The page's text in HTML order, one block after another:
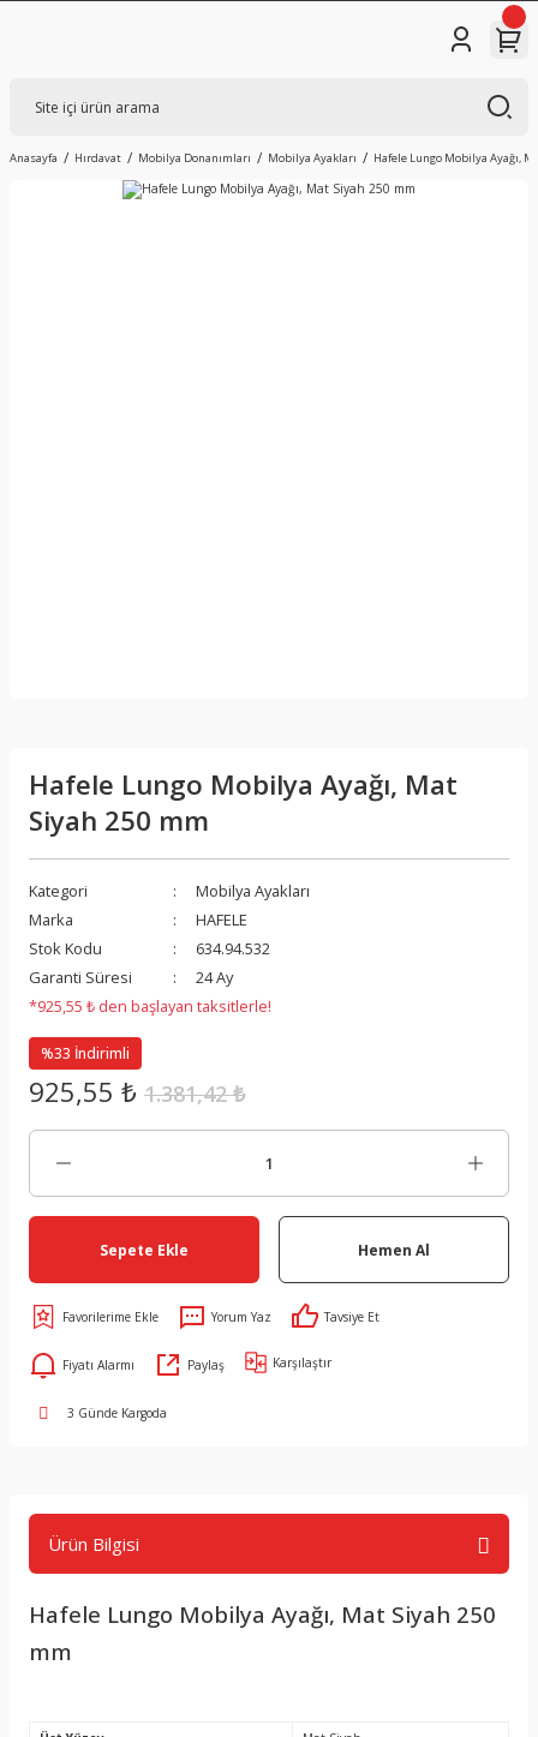
Anasayfa Hırdavat Mobilya Donanımları Mobilya Ayakları Hafele Lungo Mobilya Ayağı,
Hafele Lungo Mobilya Ayağı, Mat
Siyah 250 mm
Kategori
Mobilya Ayakları
Marka
HAFELE
Stok Kodu
634.94.532
Garanti Süresi
24 Ay
*925,55 ₺ den başlayan taksitlerle!
%33 İndirimli
925,55 ₺ 1.381,42 ₺
Sepete Ekle Hemen Al
Yorum Yaz Tavsiye Et
Fiyatı Alarmı Paylaş Karşılaştır
3 Günde Kargoda
Ürün Bilgisi
Hafele Lungo Mobilya Ayağı, Mat Siyah 250
mm